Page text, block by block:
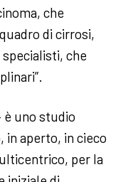
che
di cirrosi,
che
è uno studio
in aperto, in cieco
per la